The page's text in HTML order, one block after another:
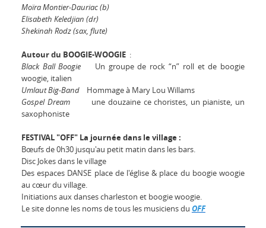
Moïra Montier-Dauriac (b)
Elisabeth Keledjian (dr)
Shekinah Rodz (sax, flute)
Autour du BOOGIE-WOOGIE :
Black Ball Boogie Un groupe de rock “n” roll et de boogie
woogie, italien
Umlaut Big-BandHommage à Mary Lou Willams
Gospel Dream
une douzaine ce choristes, un pianiste, un
saxophoniste
FESTIVAL "OFF" La journée dans le village :
Bœufs de 0h30 jusqu'au petit matin dans les bars.
Disc Jokes dans le village
Des espaces DANSE place de l'église & place du boogie woogie
au cœur du village.
Initiations aux danses charleston et boogie woogie.
Le site donne les noms de tous les musiciens du OFF